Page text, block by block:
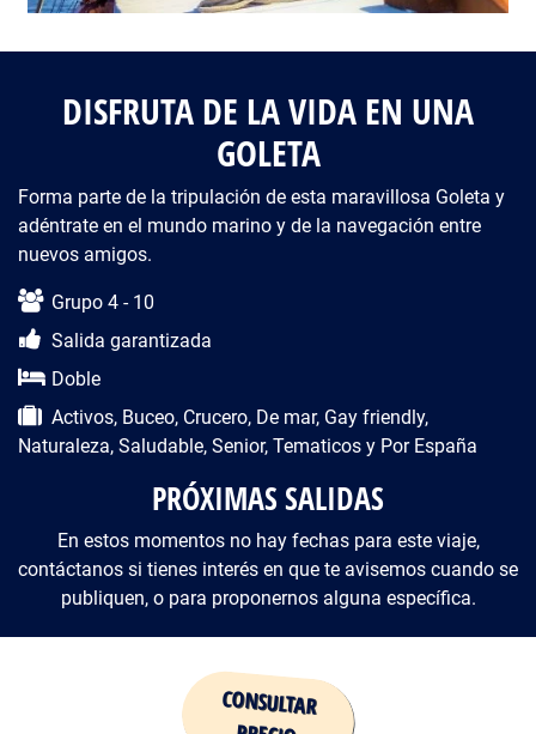
DISFRUTA DE LA VIDA EN UNA
GOLETA
Forma parte de la tripulación de esta maravillosa Goleta y
adéntrate en el mundo marino y de la navegación entre
nuevos amigos.
Descripción del viaje
Grupo 4 - 10
Salida garantizada
Doble
Activos, Buceo, Crucero, De mar, Gay friendly,
Naturaleza, Saludable, Senior, Tematicos y Por España
PRÓXIMAS SALIDAS
En estos momentos no hay fechas para este viaje,
contáctanos si tienes interés en que te avisemos cuando se
publiquen, o para proponernos alguna específica.